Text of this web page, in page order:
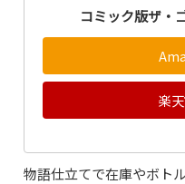
コミック版ザ・
楽
物語仕立てで在庫やボト